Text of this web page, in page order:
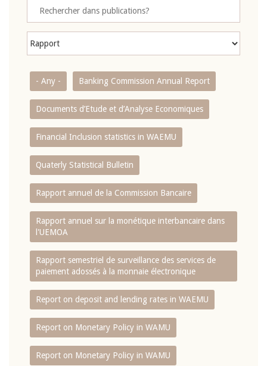
- Any - Banking Commission Annual Report
Documents d’Etude et d’Analyse Economiques
Financial Inclusion statistics in WAEMU
Quaterly Statistical Bulletin
Rapport annuel de la Commission Bancaire
Rapport annuel sur la monétique interbancaire dans
l'UEMOA
Rapport semestriel de surveillance des services de
paiement adossés à la monnaie électronique
Report on deposit and lending rates in WAEMU
Report on Monetary Policy in WAMU
Report on Monetary Policy in WAMU